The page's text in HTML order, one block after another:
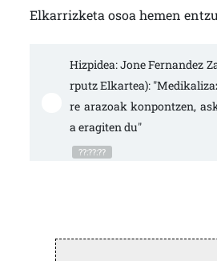
Elkarrizketa osoa hemen
Hizpidea: Jone Fernandez
rputz Elkartea):
re arazoak konpontzen,
a eragiten du"
??:??:??